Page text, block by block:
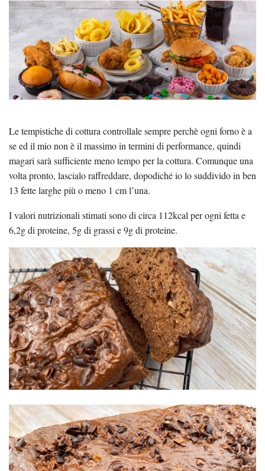
Le tempistiche di cottura controllale sempre perchè ogni forno è a
se ed il mio non è il massimo in termini di performance, quindi
magari sarà sufficiente meno tempo per la cottura. Comunque una
volta pronto, lascialo raffreddare, dopodiché io lo suddivido in ben
13 fette larghe più o meno 1 cm l’una.
I valori nutrizionali stimati sono di circa 112kcal per ogni fetta e
6,2g di proteine, 5g di grassi e 9g di proteine.